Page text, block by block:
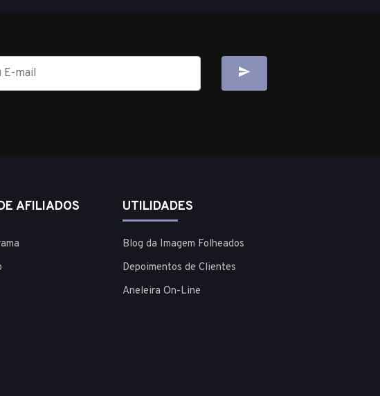
AFILIADOS UTILIDADES
Blog da Imagem Folheados
Depoimentos de Clientes
Aneleira On-Line